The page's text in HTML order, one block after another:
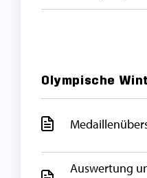
Olympische
Auswertung